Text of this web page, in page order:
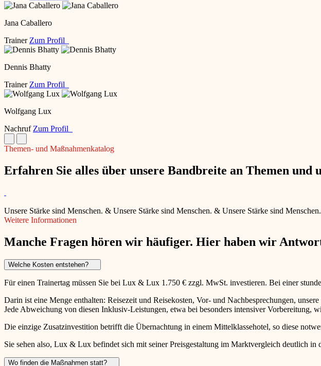
Jana Caballero
Trainer Zum Profil
Dennis Bhatty
Trainer Zum Profil
Wolfgang Lux
Nachruf Zum Profil
Themen- und Maßnahmenkatalog
Erfahren Sie alles über unsere Bandbreite an Themen
Unsere Stärke sind Menschen. & Unsere Stärke sind Menschen. & Unsere Stärke sind Menschen.
Weitere Informationen
Manche Fragen hören wir häufiger. Hier haben wir
Welche Kosten entstehen?
Für einen Trainertag müssen Sie bei Lux & Lux 1.750 € zzgl. MwSt. investieren. Bei einer
Darin ist eine Menge enthalten: Reisezeit und Reisekosten, Vor- und Nachbesprechungen,
Jede Abweichung von diesen Inklusiv-Leistungen, etwa bei besonders intensiver Vorbereitung,
Die einzige Zusatzinvestition betrifft die Übernachtung in einem Mittelklassehotel, so diese
Sie sehen also, Lux & Lux befindet sich mit seiner Preisgestaltung im Marktvergleich deutlich in
Wo finden die Maßnahmen statt?